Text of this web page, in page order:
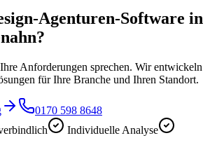
Agenturen-Software in
Anforderungen sprechen. Wir entwickeln
für Ihre Branche und Ihren Standort.
0170 598 8648
Individuelle Analyse